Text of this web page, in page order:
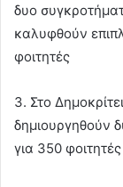
δυο
καλυφθούν
φοιτητές
3. Στο
δημιουργηθούν
για 350